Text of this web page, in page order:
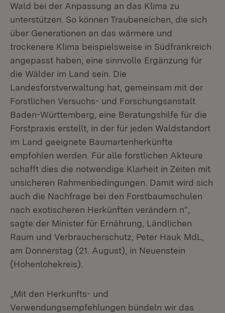
Wald bei der Anpassung an das Klima zu
unterstützen. So können Traubeneichen, die sich
über Generationen an das wärmere und
trockenere Klima beispielsweise in Südfrankreich
angepasst haben, eine sinnvolle Ergänzung für
die Wälder im Land sein. Die
Landesforstverwaltung hat, gemeinsam mit der
Forstlichen Versuchs- und Forschungsanstalt
Baden-Württemberg, eine Beratungshilfe für die
Forstpraxis erstellt, in der für jeden Waldstandort
im Land geeignete Baumartenherkünfte
empfohlen werden. Für alle forstlichen Akteure
schafft dies die notwendige Klarheit in Zeiten mit
unsicheren Rahmenbedingungen. Damit wird sich
auch die Nachfrage bei den Forstbaumschulen
nach exotischeren Herkünften verändern n“,
sagte der Minister für Ernährung, Ländlichen
Raum und Verbraucherschutz, Peter Hauk MdL,
am Donnerstag (21. August), in Neuenstein
(Hohenlohekreis).
„Mit den Herkunfts- und
Verwendungsempfehlungen bündeln wir das